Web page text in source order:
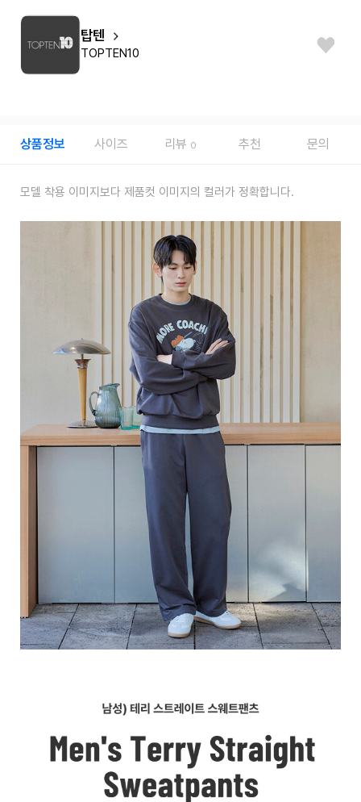
탑텐
TOPTEN10
상품정보 사이즈 리뷰 0 추천 문의
모델 착용 이미지보다 제품컷 이미지의 컬러가 정확합니다.